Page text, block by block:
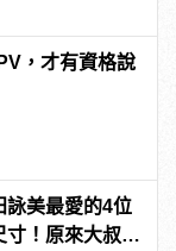
，才有資格說
詠美最愛的4位
寸！原來大叔最